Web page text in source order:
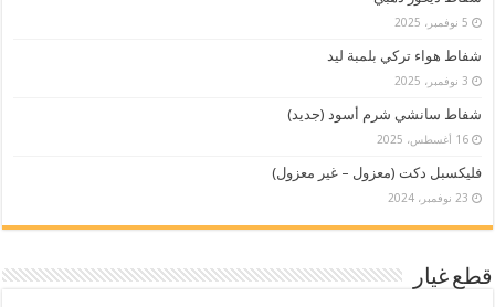
5 نوفمبر، 2025
شفاط هواء تركي بلمبة ليد
3 نوفمبر، 2025
شفاط سانشي شرم أسود (جديد)
16 أغسطس، 2025
فليكسبل دكت (معزول – غير معزول)
23 نوفمبر، 2024
قطع غيار